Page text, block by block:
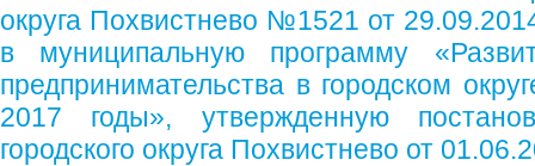
округа Похвистнево №1521 от
в муниципальную программу
предпринимательства в городском
2017 годы», утвержденную
городского округа Похвистнево от